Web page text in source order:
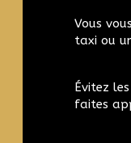
Vous
taxi ou
Évitez
faites